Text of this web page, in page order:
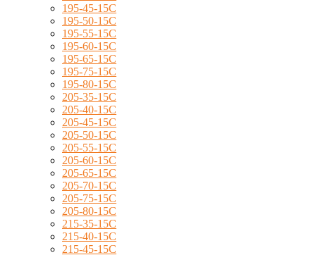
195-45-15C
195-50-15C
195-55-15C
195-60-15C
195-65-15C
195-75-15C
195-80-15C
205-35-15C
205-40-15C
205-45-15C
205-50-15C
205-55-15C
205-60-15C
205-65-15C
205-70-15C
205-75-15C
205-80-15C
215-35-15C
215-40-15C
215-45-15C